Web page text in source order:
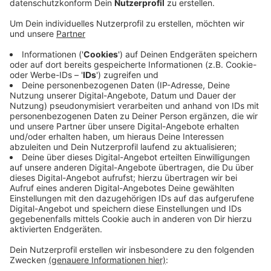
Veröffentlicht:Mittwoch, 26.08.2020 14:00
Anzeige
Weil die Corona-Warn-App allerdings vielen Schülern
eine Risiko-Begegnung angezeigt hat, seien viele
besorgt gewesen. Deswegen hat die Schulleitung am
Mittwoch zur sechsten Stunde alle Schüler nach
Hause geschickt. Donnerstag und Freitag findet kein
Präsenzunterricht statt. Das Lehrerkollegium und die
Schüler, die mit der betreffenden Lehrkraft Kontakt
hatten, werden Donnerstag in der Schule getestet.